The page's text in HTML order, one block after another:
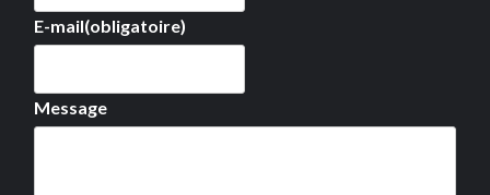
E-mail(obligatoire)
Message